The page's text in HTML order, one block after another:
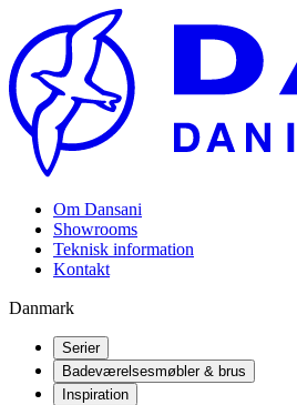
Om Dansani
Showrooms
Teknisk information
Kontakt
Danmark
Serier
Badeværelsesmøbler & brus
Inspiration